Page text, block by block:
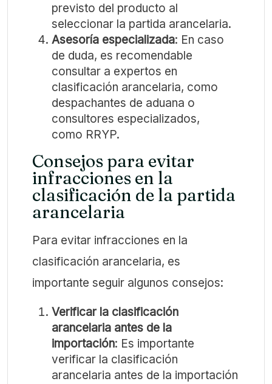
previsto del producto al
seleccionar la partida arancelaria.
Asesoría especializada: En caso
de duda, es recomendable
consultar a expertos en
clasificación arancelaria, como
despachantes de aduana o
consultores especializados,
como RRYP.
Consejos para evitar
infracciones en la
clasificación de la partida
arancelaria
Para evitar infracciones en la
clasificación arancelaria, es
importante seguir algunos consejos:
Verificar la clasificación
arancelaria antes de la
importación: Es importante
verificar la clasificación
arancelaria antes de la importación